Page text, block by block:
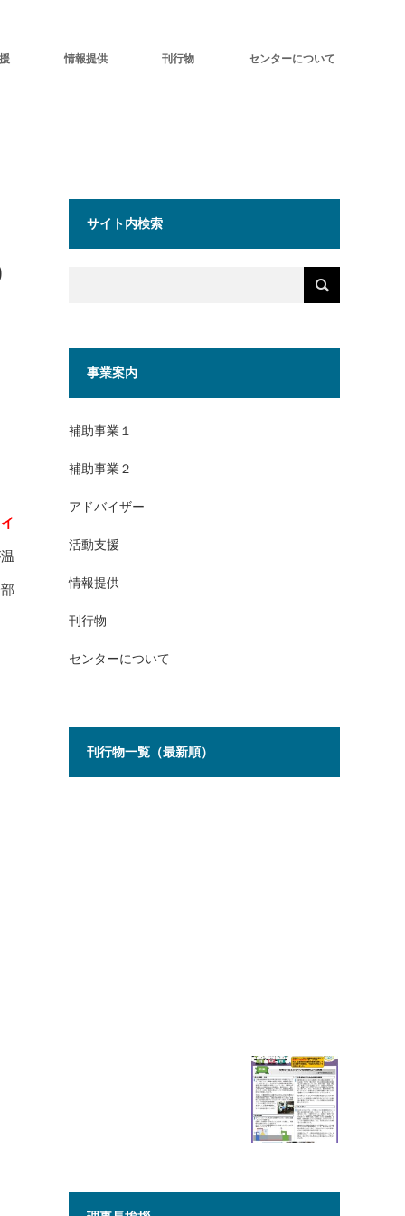
情報提供 刊行物 センターについて
サイト内検索
事業案内
補助事業１
補助事業２
アドバイザー
活動支援
情報提供
刊行物
センターについて
刊行物一覧（最新順）